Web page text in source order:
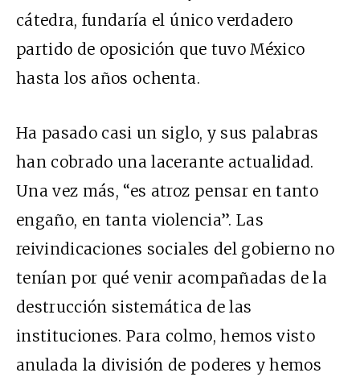
cátedra, fundaría el único verdadero
partido de oposición que tuvo México
hasta los años ochenta.
Ha pasado casi un siglo, y sus palabras
han cobrado una lacerante actualidad.
Una vez más, “es atroz pensar en tanto
engaño, en tanta violencia”. Las
reivindicaciones sociales del gobierno no
tenían por qué venir acompañadas de la
destrucción sistemática de las
instituciones. Para colmo, hemos visto
anulada la división de poderes y hemos